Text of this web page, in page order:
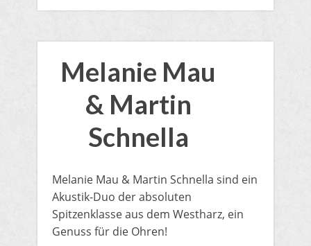
Melanie Mau
& Martin
Schnella
​Melanie Mau & Martin Schnella sind ein
Akustik-Duo der absoluten
Spitzenklasse aus dem Westharz, ein
Genuss für die Ohren!